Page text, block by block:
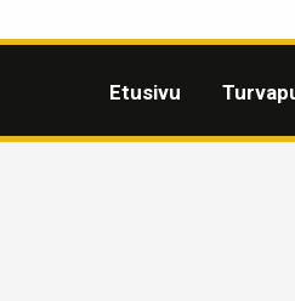
Etusivu